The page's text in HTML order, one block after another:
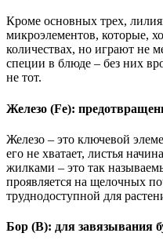
Кроме основных трех,
микроэлементов, которые,
количествах, но играют не
специи в блюде – без них
не тот.
Железо (Fe):
Железо – это ключевой
его не хватает, листья
жилками – это так
проявляется на щелочных
труднодоступной для
Бор (B): для завязывания